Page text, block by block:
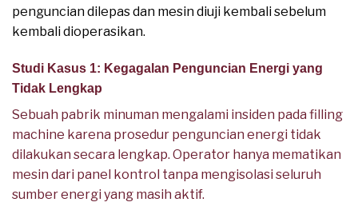
penguncian dilepas dan mesin diuji kembali sebelum
kembali dioperasikan.
Studi Kasus 1: Kegagalan Penguncian Energi yang
Tidak Lengkap
Sebuah pabrik minuman mengalami insiden pada filling
machine karena prosedur penguncian energi tidak
dilakukan secara lengkap. Operator hanya mematikan
mesin dari panel kontrol tanpa mengisolasi seluruh
sumber energi yang masih aktif.